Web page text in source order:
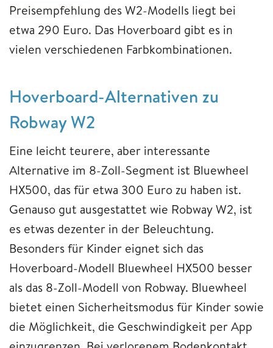
Preisempfehlung des W2-Modells liegt bei
etwa 290 Euro. Das Hoverboard gibt es in
vielen verschiedenen Farbkombinationen.
Hoverboard-Alternativen zu
Robway W2
Eine leicht teurere, aber interessante
Alternative im 8-Zoll-Segment ist Bluewheel
HX500, das für etwa 300 Euro zu haben ist.
Genauso gut ausgestattet wie Robway W2, ist
es etwas dezenter in der Beleuchtung.
Besonders für Kinder eignet sich das
Hoverboard-Modell Bluewheel HX500 besser
als das 8-Zoll-Modell von Robway. Bluewheel
bietet einen Sicherheitsmodus für Kinder sowie
die Möglichkeit, die Geschwindigkeit per App